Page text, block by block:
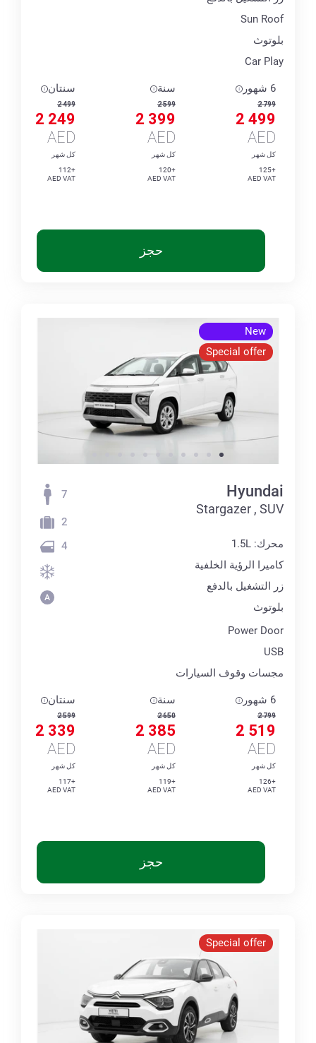
Sun Roof
بلوتوث
Car Play
6 شهور
2 799
2 499
AED
كل شهر
+125
AED VAT
سنة
2 599
2 399
AED
كل شهر
+120
AED VAT
سنتان
2 499
2 249
AED
كل شهر
+112
AED VAT
حجز
New
Special offer
Hyundai
Stargazer , SUV
محرك: 1.5L
كاميرا الرؤية الخلفية
زر التشغيل بالدفع
بلوتوث
Power Door
USB
مجسات وقوف السيارات
7
2
4
6 شهور
2 799
2 519
AED
كل شهر
+126
AED VAT
سنة
2 650
2 385
AED
كل شهر
+119
AED VAT
سنتان
2 599
2 339
AED
كل شهر
+117
AED VAT
حجز
Special offer